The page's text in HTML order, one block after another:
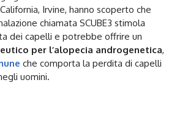
Irvine, hanno scoperto che
chiamata SCUBE3 stimola
dei capelli e potrebbe offrire un
per l’alopecia androgenetica,
che comporta la perdita di capelli
uomini.